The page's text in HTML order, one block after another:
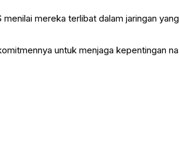
mereka terlibat dalam jaringan
untuk menjaga kepentingan